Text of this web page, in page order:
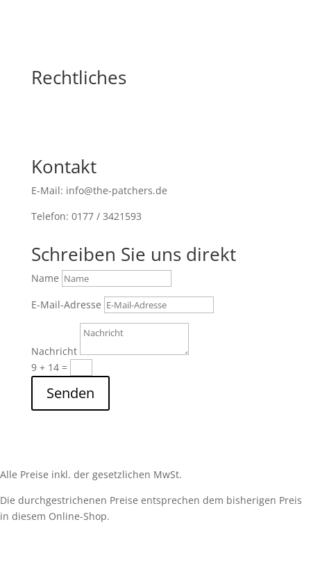
Rechtliches
Kontakt
E-Mail: info@the-patchers.de
Telefon: 0177 / 3421593
Schreiben Sie uns direkt
Name
E-Mail-Adresse
Nachricht
9 + 14=
Senden
Alle Preise inkl. der gesetzlichen MwSt.
Die durchgestrichenen Preise entsprechen dem bisherigen Preis
in diesem Online-Shop.